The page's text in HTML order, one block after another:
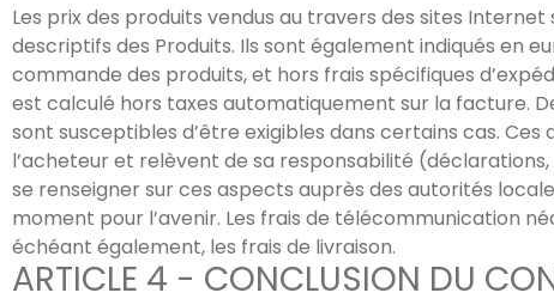
Les prix des produits vendus au travers des sites
descriptifs des Produits. Ils sont également indiqués en
commande des produits, et hors frais spécifiques
est calculé hors taxes automatiquement sur la facture.
sont susceptibles d’être exigibles dans certains cas.
l’acheteur et relèvent de sa responsabilité
se renseigner sur ces aspects auprès des autorités
moment pour l’avenir. Les frais de télécommunication
échéant également, les frais de livraison.
ARTICLE 4 - CONCLUSION DU